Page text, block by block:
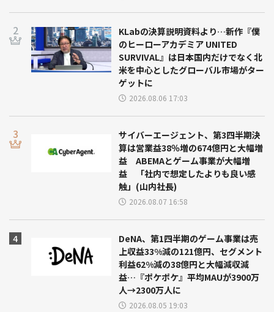
KLabの決算説明資料より…新作『僕
のヒーローアカデミア UNITED
SURVIVAL』は日本国内だけでなく北
米を中心としたグローバル市場がター
ゲットに
2026.08.06 17:03
サイバーエージェント、第3四半期決
算は営業益38％増の674億円と大幅増
益 ABEMAとゲーム事業が大幅増
益 「社内で想定したよりも良い感
触」(山内社長)
2026.08.07 16:58
DeNA、第1四半期のゲーム事業は売
上収益33%減の121億円、セグメント
利益62%減の38億円と大幅減収減
益…『ポケポケ』平均MAUが3900万
人→2300万人に
2026.08.05 19:03